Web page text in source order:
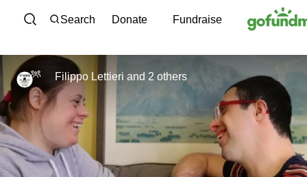
Skip to content
Search Donate Fundraise
Filippo Lettieri and 2 others